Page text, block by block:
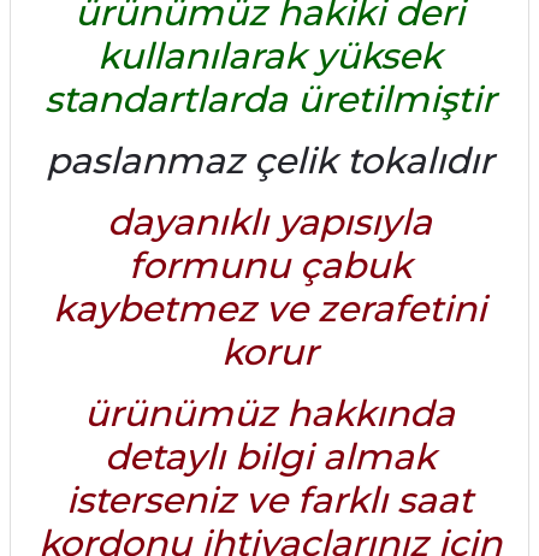
ürünümüz hakiki deri
kullanılarak yüksek
standartlarda üretilmiştir
paslanmaz çelik tokalıdır
dayanıklı yapısıyla
formunu çabuk
kaybetmez ve zerafetini
korur
ürünümüz hakkında
detaylı bilgi almak
isterseniz ve farklı saat
kordonu ihtiyaçlarınız için